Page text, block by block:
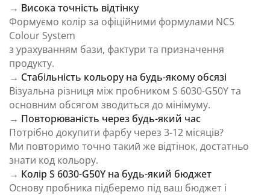
→ Висока точність відтінку
Формуємо колір за офіційними формулами NCS
Colour System
з урахуванням бази, фактури та призначення
продукту.
→ Стабільність кольору на будь-якому обсязі
Візуальна різниця між пробником S 6030-G50Y та
основним обсягом зводиться до мінімуму.
→ Повторюваність через будь-який час
Потрібно докупити фарбу через 3-12 місяців?
Ми повторимо точно такий же відтінок, достатньо
знати код кольору.
→ Колір S 6030-G50Y на будь-який бюджет
Основу пробника підберемо під ваш бюджет і